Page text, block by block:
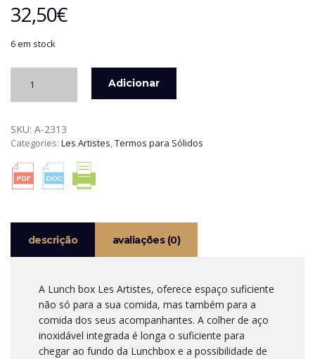
32,50€
6 em stock
LUNCH
INOX
700
CAMERA
LES
Adicionar
SKU: A-2313
Categories: Les Artistes,Termos para Sólidos
descrição avaliações (0)
A Lunch box Les Artistes, oferece espaço suficiente
não só para a sua comida, mas também para a
comida dos seus acompanhantes. A colher de aço
inoxidável integrada é longa o suficiente para
chegar ao fundo da Lunchbox e a possibilidade de